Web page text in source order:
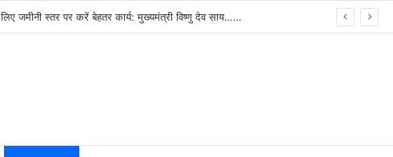
जमीनी स्तर पर करें बेहतर कार्य: मुख्यमंत्री विष्णु देव साय……